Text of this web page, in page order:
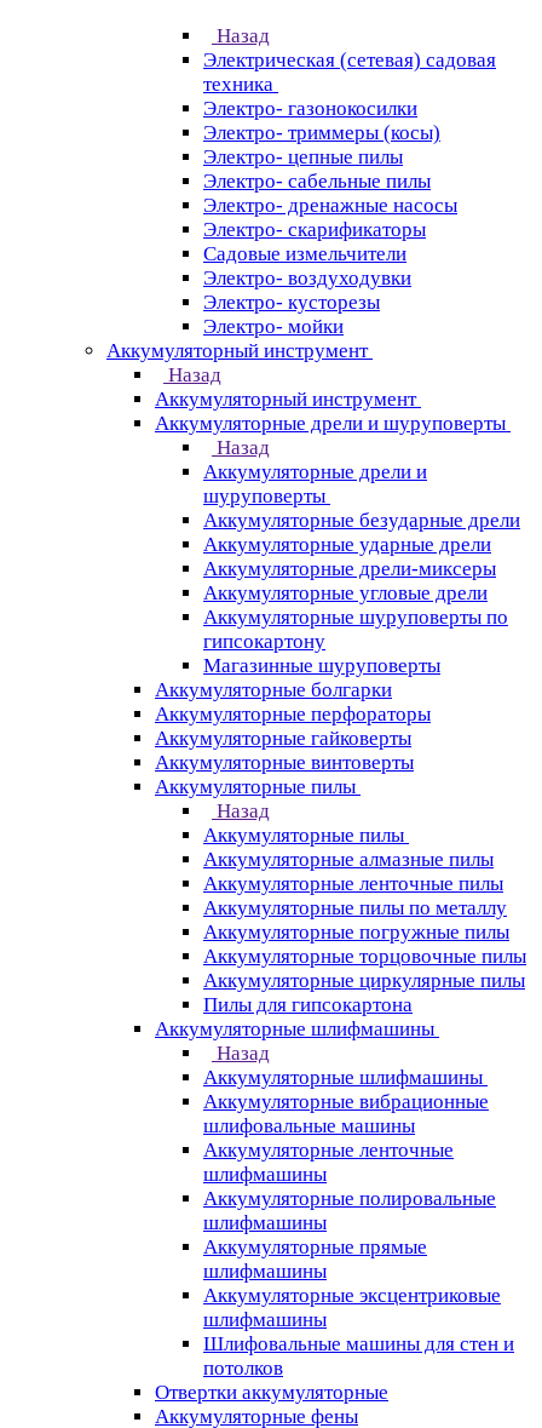
Назад
Электрическая (сетевая) садовая
техника
Электро- газонокосилки
Электро- триммеры (косы)
Электро- цепные пилы
Электро- сабельные пилы
Электро- дренажные насосы
Электро- скарификаторы
Садовые измельчители
Электро- воздуходувки
Электро- кусторезы
Электро- мойки
Аккумуляторный инструмент
Назад
Аккумуляторный инструмент
Аккумуляторные дрели и шуруповерты
Назад
Аккумуляторные дрели и
шуруповерты
Аккумуляторные безударные дрели
Аккумуляторные ударные дрели
Аккумуляторные дрели-миксеры
Аккумуляторные угловые дрели
Аккумуляторные шуруповерты по
гипсокартону
Магазинные шуруповерты
Аккумуляторные болгарки
Аккумуляторные перфораторы
Аккумуляторные гайковерты
Аккумуляторные винтоверты
Аккумуляторные пилы
Назад
Аккумуляторные пилы
Аккумуляторные алмазные пилы
Аккумуляторные ленточные пилы
Аккумуляторные пилы по металлу
Аккумуляторные погружные пилы
Аккумуляторные торцовочные пилы
Аккумуляторные циркулярные пилы
Пилы для гипсокартона
Аккумуляторные шлифмашины
Назад
Аккумуляторные шлифмашины
Аккумуляторные вибрационные
шлифовальные машины
Аккумуляторные ленточные
шлифмашины
Аккумуляторные полировальные
шлифмашины
Аккумуляторные прямые
шлифмашины
Аккумуляторные эксцентриковые
шлифмашины
Шлифовальные машины для стен и
потолков
Отвертки аккумуляторные
Аккумуляторные фены